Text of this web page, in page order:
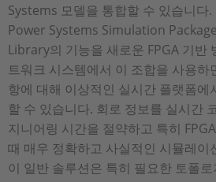
Systems 모델을 통합할 수 있습니다
Power Systems Simulation
Library의 기능을 새로운 FPGA 기반
트워크 시스템에서 이 조합을 사용하
항에 대해 이상적인 실시간 플랫폼에
할 수 있습니다. 회로 정보를 실시간
지니어링 시간을 절약하고 특히
때 매우 정확하고 사실적인 시뮬레이
이 일반 솔루션은 특히 필요한 토폴